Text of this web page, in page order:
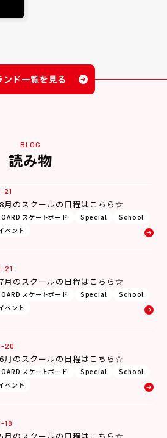
ンド一覧を見る
BLOG
読み物
21
月のスクールの日程はこちら☆
スケートボード Special
School
ベント
21
月のスクールの日程はこちら☆
スケートボード Special
School
ベント
20
月のスクールの日程はこちら☆
スケートボード Special
School
ベント
18